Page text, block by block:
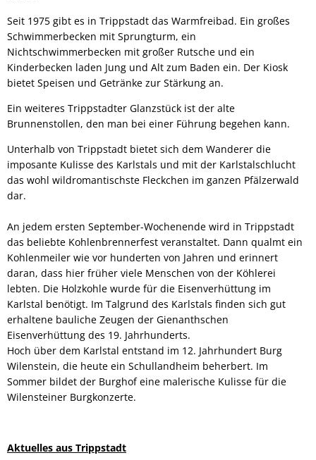
Seit 1975 gibt es in Trippstadt das Warmfreibad. Ein großes
Schwimmerbecken mit Sprungturm, ein
Nichtschwimmerbecken mit großer Rutsche und ein
Kinderbecken laden Jung und Alt zum Baden ein. Der Kiosk
bietet Speisen und Getränke zur Stärkung an.
Ein weiteres Trippstadter Glanzstück ist der alte
Brunnenstollen, den man bei einer Führung begehen kann.
Unterhalb von Trippstadt bietet sich dem Wanderer die
imposante Kulisse des Karlstals und mit der Karlstalschlucht
das wohl wildromantischste Fleckchen im ganzen Pfälzerwald
dar.
An jedem ersten September-Wochenende wird in Trippstadt
das beliebte Kohlenbrennerfest veranstaltet. Dann qualmt ein
Kohlenmeiler wie vor hunderten von Jahren und erinnert
daran, dass hier früher viele Menschen von der Köhlerei
lebten. Die Holzkohle wurde für die Eisenverhüttung im
Karlstal benötigt. Im Talgrund des Karlstals finden sich gut
erhaltene bauliche Zeugen der Gienanthschen
Eisenverhüttung des 19. Jahrhunderts.
Hoch über dem Karlstal entstand im 12. Jahrhundert Burg
Wilenstein, die heute ein Schullandheim beherbert. Im
Sommer bildet der Burghof eine malerische Kulisse für die
Wilensteiner Burgkonzerte.
Aktuelles aus Trippstadt